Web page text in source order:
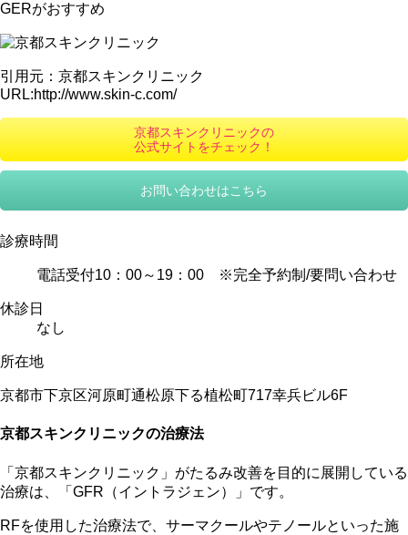
GERがおすすめ
引用元：京都スキンクリニック
URL:http://www.skin-c.com/
京都スキンクリニックの
公式サイトをチェック！
お問い合わせはこちら
診療時間
電話受付10：00～19：00 ※完全予約制/要問い合わせ
休診日
なし
所在地
京都市下京区河原町通松原下る植松町717幸兵ビル6F
京都スキンクリニックの治療法
「京都スキンクリニック」がたるみ改善を目的に展開している
治療は、「GFR（イントラジェン）」です。
RFを使用した治療法で、サーマクールやテノールといった施